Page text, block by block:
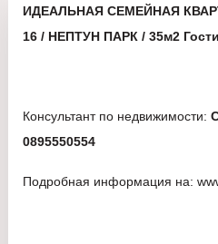
ИДЕАЛЬНАЯ СЕМЕЙНАЯ
16 / НЕПТУН ПАРК / 35м2
Консультант по недвижимости:
0895550554
Подробная информация на: